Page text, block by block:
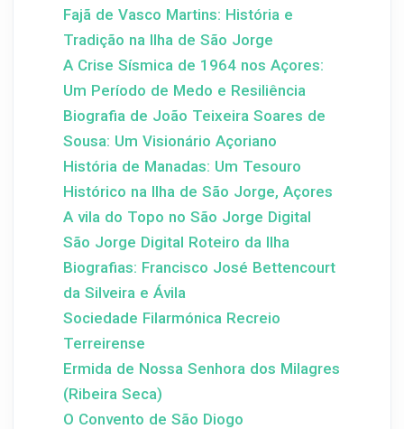
Fajã de Vasco Martins: História e
Tradição na Ilha de São Jorge
A Crise Sísmica de 1964 nos Açores:
Um Período de Medo e Resiliência
Biografia de João Teixeira Soares de
Sousa: Um Visionário Açoriano
História de Manadas: Um Tesouro
Histórico na Ilha de São Jorge, Açores
A vila do Topo no São Jorge Digital
São Jorge Digital Roteiro da Ilha
Biografias: Francisco José Bettencourt
da Silveira e Ávila
Sociedade Filarmónica Recreio
Terreirense
Ermida de Nossa Senhora dos Milagres
(Ribeira Seca)
O Convento de São Diogo